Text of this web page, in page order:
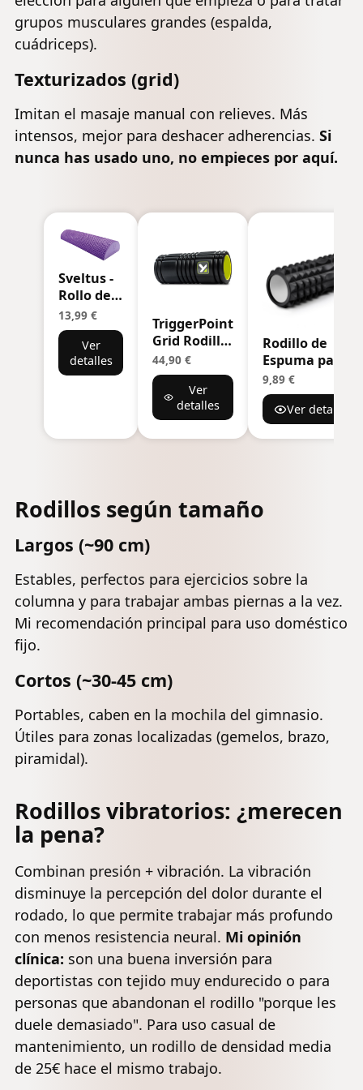
grupos musculares grandes (espalda,
cuádriceps).
Texturizados (grid)
Imitan el masaje manual con relieves. Más
intensos, mejor para deshacer adherencias. Si
nunca has usado uno, no empieces por aquí.
Sveltus -
Rollo de
Media
Rodillo
para
Adulto,
Unisex,
13,99 €
Ver
detalles
TriggerPoint
Grid Rodillo
de Espuma -
Rodillo de
Masaje
Muscular
para
Fitness,
44,90 €
Ver
detalles
Rodillo de
Espuma para
Masajes
Musculares |
Foam Roller
Texturizado
para Espalda,
Estiramiento
Densidad
12x33cm
9,89 €
Ver detalles
Rodillos según tamaño
Largos (~90 cm)
Estables, perfectos para ejercicios sobre la
columna y para trabajar ambas piernas a la vez.
Mi recomendación principal para uso doméstico
fijo.
Cortos (~30-45 cm)
Portables, caben en la mochila del gimnasio.
Útiles para zonas localizadas (gemelos, brazo,
piramidal).
Rodillos vibratorios: ¿merecen
la pena?
Combinan presión + vibración. La vibración
disminuye la percepción del dolor durante el
rodado, lo que permite trabajar más profundo
con menos resistencia neural. Mi opinión
clínica: son una buena inversión para
deportistas con tejido muy endurecido o para
personas que abandonan el rodillo "porque les
duele demasiado". Para uso casual de
mantenimiento, un rodillo de densidad media
de 25€ hace el mismo trabajo.